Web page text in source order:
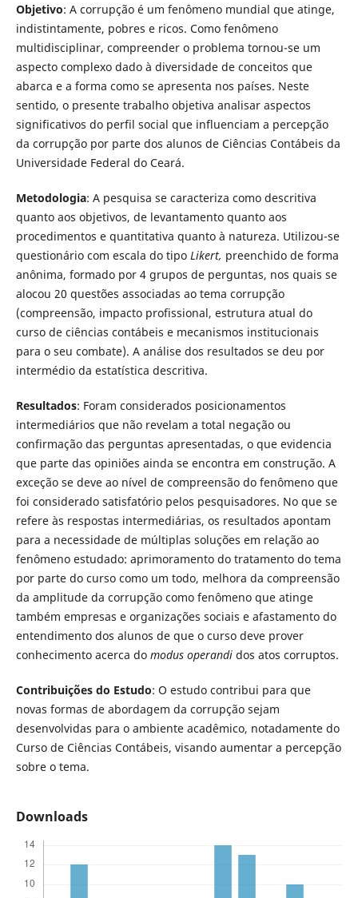
Objetivo: A corrupção é um fenômeno mundial que atinge,
indistintamente, pobres e ricos. Como fenômeno
multidisciplinar, compreender o problema tornou-se um
aspecto complexo dado à diversidade de conceitos que
abarca e a forma como se apresenta nos países. Neste
sentido, o presente trabalho objetiva analisar aspectos
significativos do perfil social que influenciam a percepção
da corrupção por parte dos alunos de Ciências Contábeis da
Universidade Federal do Ceará.
Metodologia: A pesquisa se caracteriza como descritiva
quanto aos objetivos, de levantamento quanto aos
procedimentos e quantitativa quanto à natureza. Utilizou-se
questionário com escala do tipo Likert, preenchido de forma
anônima, formado por 4 grupos de perguntas, nos quais se
alocou 20 questões associadas ao tema corrupção
(compreensão, impacto profissional, estrutura atual do
curso de ciências contábeis e mecanismos institucionais
para o seu combate). A análise dos resultados se deu por
intermédio da estatística descritiva.
Resultados: Foram considerados posicionamentos
intermediários que não revelam a total negação ou
confirmação das perguntas apresentadas, o que evidencia
que parte das opiniões ainda se encontra em construção. A
exceção se deve ao nível de compreensão do fenômeno que
foi considerado satisfatório pelos pesquisadores. No que se
refere às respostas intermediárias, os resultados apontam
para a necessidade de múltiplas soluções em relação ao
fenômeno estudado: aprimoramento do tratamento do tema
por parte do curso como um todo, melhora da compreensão
da amplitude da corrupção como fenômeno que atinge
também empresas e organizações sociais e afastamento do
entendimento dos alunos de que o curso deve prover
conhecimento acerca do modus operandidos atos corruptos.
Contribuições do Estudo: O estudo contribui para que
novas formas de abordagem da corrupção sejam
desenvolvidas para o ambiente acadêmico, notadamente do
Curso de Ciências Contábeis, visando aumentar a percepção
sobre o tema.
Downloads